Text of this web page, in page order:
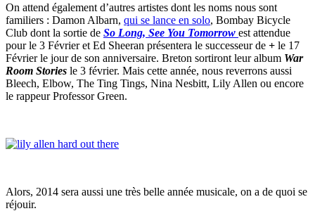
On attend également d’autres artistes dont les noms nous sont
familiers : Damon Albarn, qui se lance en solo, Bombay Bicycle
Club dont la sortie de So Long, See You Tomorrow est attendue
pour le 3 Février et Ed Sheeran présentera le successeur de + le 17
Février le jour de son anniversaire. Breton sortiront leur album War
Room Stories le 3 février. Mais cette année, nous reverrons aussi
Bleech, Elbow, The Ting Tings, Nina Nesbitt, Lily Allen ou encore
le rappeur Professor Green.
Alors, 2014 sera aussi une très belle année musicale, on a de quoi se
réjouir.